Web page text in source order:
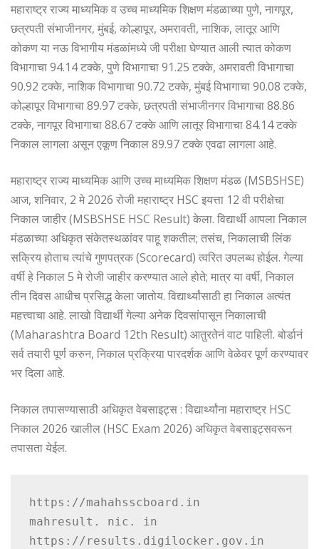
महाराष्ट्र राज्य माध्यमिक व उच्च माध्यमिक शिक्षण मंडळाच्या पुणे, नागपूर,
छत्रपती संभाजीनगर, मुंबई, कोल्हापूर, अमरावती, नाशिक, लातूर आणि
कोकण या नऊ विभागीय मंडळांमध्ये जी परीक्षा घेण्यात आली त्यात कोकण
विभागाचा 94.14 टक्के, पुणे विभागाचा 91.25 टक्के, अमरावती विभागाचा
90.92 टक्के, नाशिक विभागाचा 90.72 टक्के, मुंबई विभागाचा 90.08 टक्के,
कोल्हापूर विभागाचा 89.97 टक्के, छत्रपती संभाजीनगर विभागाचा 88.86
टक्के, नागपूर विभागाचा 88.67 टक्के आणि लातूर विभागाचा 84.14 टक्के
निकाल लागला असून एकूण निकाल 89.97 टक्के एवढा लागला आहे.
महाराष्ट्र राज्य माध्यमिक आणि उच्च माध्यमिक शिक्षण मंडळ (MSBSHSE)
आज, शनिवार, 2 मे 2026 रोजी महाराष्ट्र HSC इयत्ता 12 वी परीक्षेचा
निकाल जाहीर (MSBSHSE HSC Result) केला. विद्यार्थी आपला निकाल
मंडळाच्या अधिकृत संकेतस्थळांवर पाहू शकतील; तसंच, निकालाची लिंक
सक्रिय होताच त्यांचे गुणपत्रक (Scorecard) त्वरित उपलब्ध होईल. गेल्या
वर्षी हे निकाल 5 मे रोजी जाहीर करण्यात आले होते; मात्र या वर्षी, निकाल
तीन दिवस आधीच प्रसिद्ध केला जातोय. विद्यार्थ्यांसाठी हा निकाल अत्यंत
महत्त्वाचा आहे. लाखो विद्यार्थी गेल्या अनेक दिवसांपासून निकालाची
(Maharashtra Board 12th Result) आतुरतेनं वाट पाहिली. बोर्डानं
सर्व तयारी पूर्ण करुन, निकाल प्रक्रिया पारदर्शक आणि वेळेवर पूर्ण करण्यावर
भर दिला आहे.
निकाल तपासण्यासाठी अधिकृत वेबसाइट्स : विद्यार्थ्यांना महाराष्ट्र HSC
निकाल 2026 खालील (HSC Exam 2026) अधिकृत वेबसाइट्सवरून
तपासता येईल.
https://mahahsscboard.in
mahresult. nic. in
https://results.digilocker.gov.in